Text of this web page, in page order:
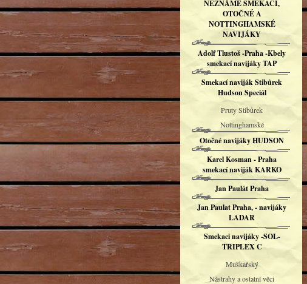
NEZNÁMÉ SMEKACÍ,
OTOČNÉ A
NOTTINGHAMSKÉ
NAVIJÁKY
Adolf Tlustoš -Praha -Kbely
smekací navijáky TAP
Smekací naviják Stibůrek
Hudson Speciál
Pruty Stibůrek
Nottinghamské
Otočné navijáky HUDSON
Karel Kosman - Praha
smekací naviják KARKO
Jan Paulát Praha
Jan Paulat Praha, - navijáky
LADAR
Smekaci navijáky -SOL-
TRIPLEX C
Muškařský
Nástrahy a ostatní věci